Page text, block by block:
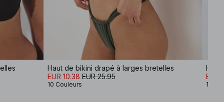
Haut de bikini drapé à larges bretelles
EUR 10.38 EUR 25.95
10 Couleurs
Haut
EUR
10